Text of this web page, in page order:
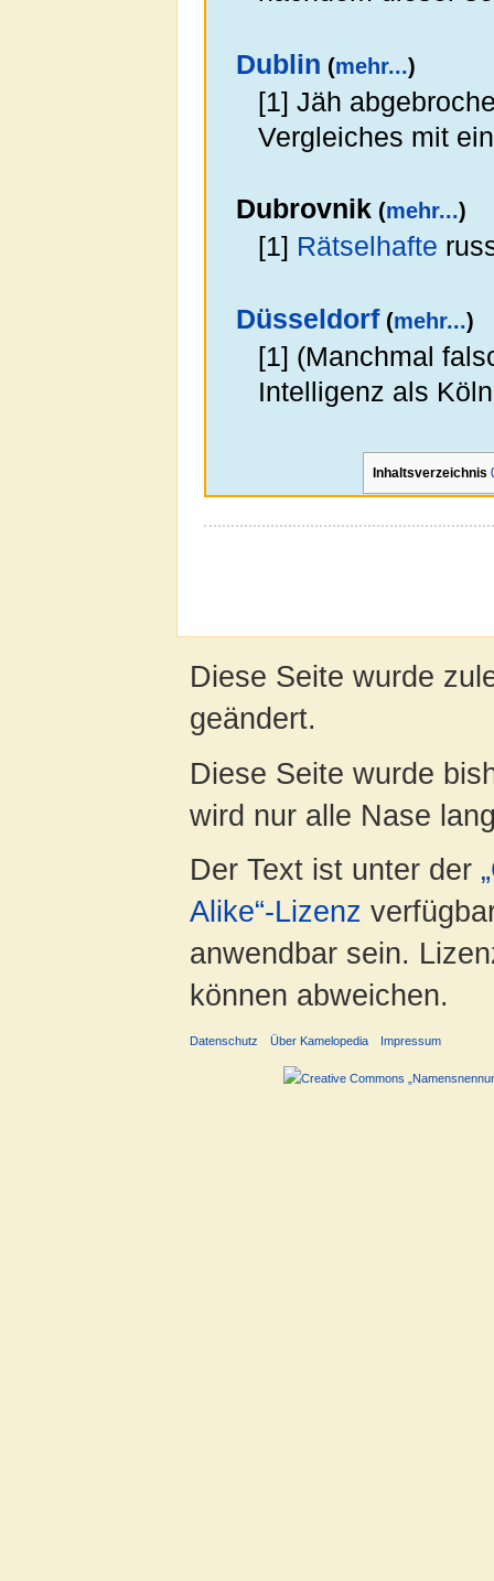
Dublin (mehr...)
[1] Jäh
Vergleiches mit
Dubrovnik(mehr...)
[1] Rätselhafte
Düsseldorf(mehr...)
[1] (Manchmal
Intelligenz als
Inhaltsverzeichnis
Diese Seite wurde
geändert.
Diese Seite wurde
wird nur alle Nase
Der Text ist unter der
Alike“-Lizenz
anwendbar sein.
können abweichen.
Datenschutz Über Kamelopedia Impressum